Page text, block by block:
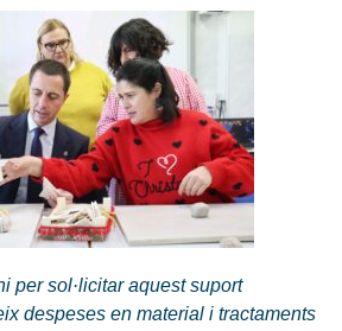
per sol·licitar aquest suport
despeses en material i tractaments